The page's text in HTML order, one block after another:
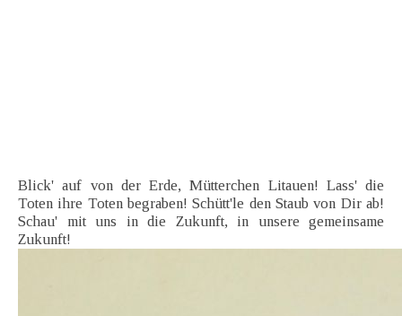
Blick' auf von der Erde, Mütterchen Litauen! Lass' die
Toten ihre Toten begraben! Schütt'le den Staub von Dir ab!
Schau' mit uns in die Zukunft, in unsere gemeinsame
Zukunft!